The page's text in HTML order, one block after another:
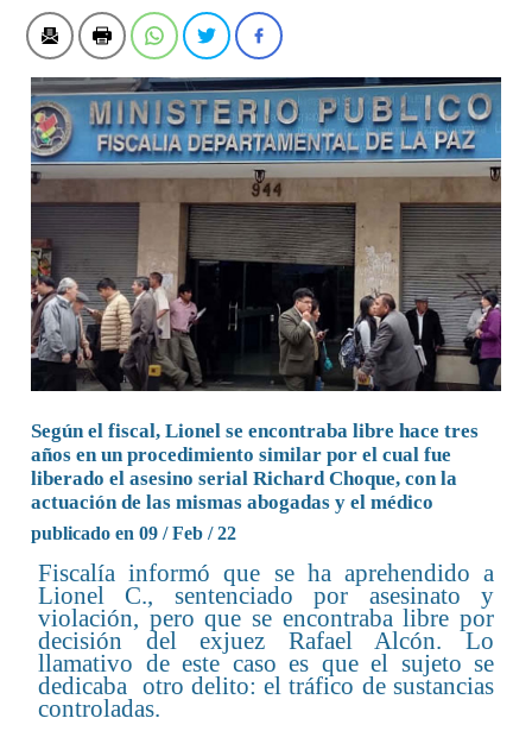
Según el fiscal, Lionel se encontraba libre hace tres
años en un procedimiento similar por el cual fue
liberado el asesino serial Richard Choque, con la
actuación de las mismas abogadas y el médico
publicado en 09 / Feb / 22
Fiscalía informó que se ha aprehendido a
Lionel C., sentenciado por asesinato y
violación, pero que se encontraba libre por
decisión del exjuez Rafael Alcón. Lo
llamativo de este caso es que el sujeto se
dedicaba otro delito: el tráfico de sustancias
controladas.